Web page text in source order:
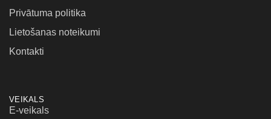
Privātuma politika
Lietošanas noteikumi
Kontakti
VEIKALS
E-veikals